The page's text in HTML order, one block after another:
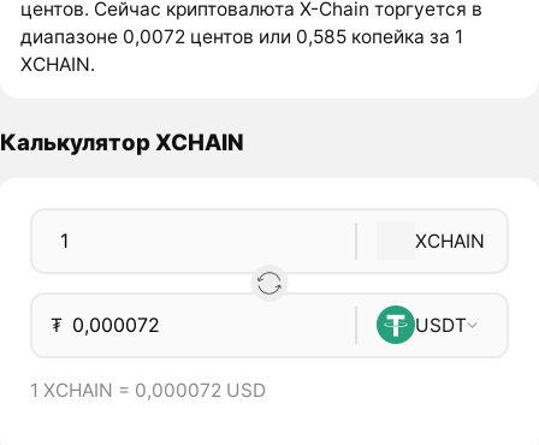
центов. Сейчас криптовалюта X-Chain торгуется в
диапазоне 0,0072 центов или 0,585 копейка за 1
XCHAIN.
Калькулятор XCHAIN
XCHAIN
₮ USDT
1 XCHAIN = 0,000072 USD